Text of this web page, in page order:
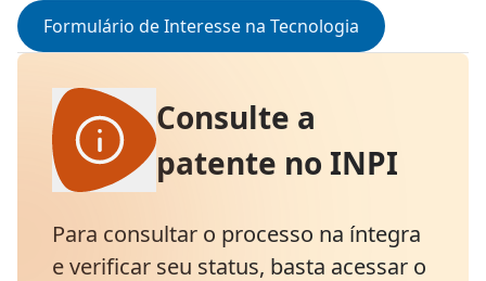
Formulário de Interesse na Tecnologia
Consulte a
patente no INPI
Para consultar o processo na íntegra
e verificar seu status, basta acessar o